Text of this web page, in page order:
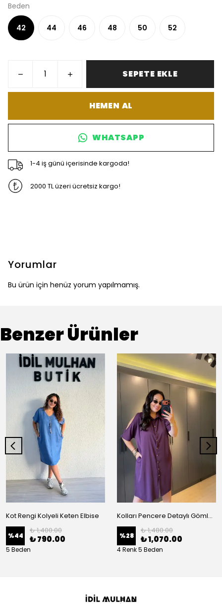
Beden
42 44 46 48 50 52
SEPETE EKLE
HEMEN AL
WHATSAPP
1-4 iş günü içerisinde kargoda!
2000 TL üzeri ücretsiz kargo!
Yorumlar
Bu ürün için henüz yorum yapılmamış.
Benzer Ürünler
Kot Rengi Kolyeli Keten Elbise
%44
₺ 1,400.00
₺ 790.00
5 Beden
Kolları Pencere Detaylı Gömlek Elbise
%28
₺ 1,480.00
₺ 1,070.00
4 Renk 5 Beden